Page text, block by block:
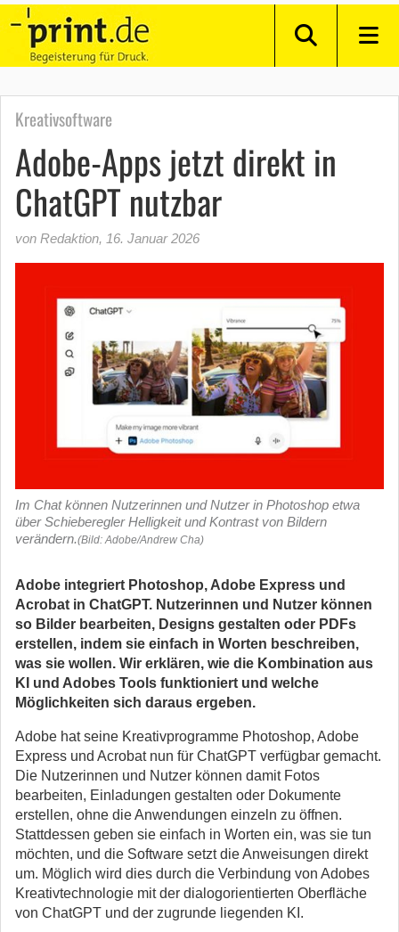
Kreativsoftware
Adobe-Apps jetzt direkt in
ChatGPT nutzbar
von Redaktion, 16. Januar 2026
Im Chat können Nutzerinnen und Nutzer in Photoshop etwa
über Schieberegler Helligkeit und Kontrast von Bildern
verändern.(Bild: Adobe/Andrew Cha)
Adobe integriert Photoshop, Adobe Express und
Acrobat in ChatGPT. Nutzerinnen und Nutzer können
so Bilder bearbeiten, Designs gestalten oder PDFs
erstellen, indem sie einfach in Worten beschreiben,
was sie wollen. Wir erklären, wie die Kombination aus
KI und Adobes Tools funktioniert und welche
Möglichkeiten sich daraus ergeben.
Adobe hat seine Kreativprogramme Photoshop, Adobe
Express und Acrobat nun für ChatGPT verfügbar gemacht.
Die Nutzerinnen und Nutzer können damit Fotos
bearbeiten, Einladungen gestalten oder Dokumente
erstellen, ohne die Anwendungen einzeln zu öffnen.
Stattdessen geben sie einfach in Worten ein, was sie tun
möchten, und die Software setzt die Anweisungen direkt
um. Möglich wird dies durch die Verbindung von Adobes
Kreativtechnologie mit der dialogorientierten Oberfläche
von ChatGPT und der zugrunde liegenden KI.